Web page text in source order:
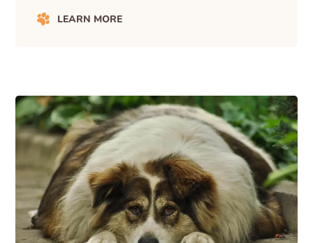
LEARN MORE